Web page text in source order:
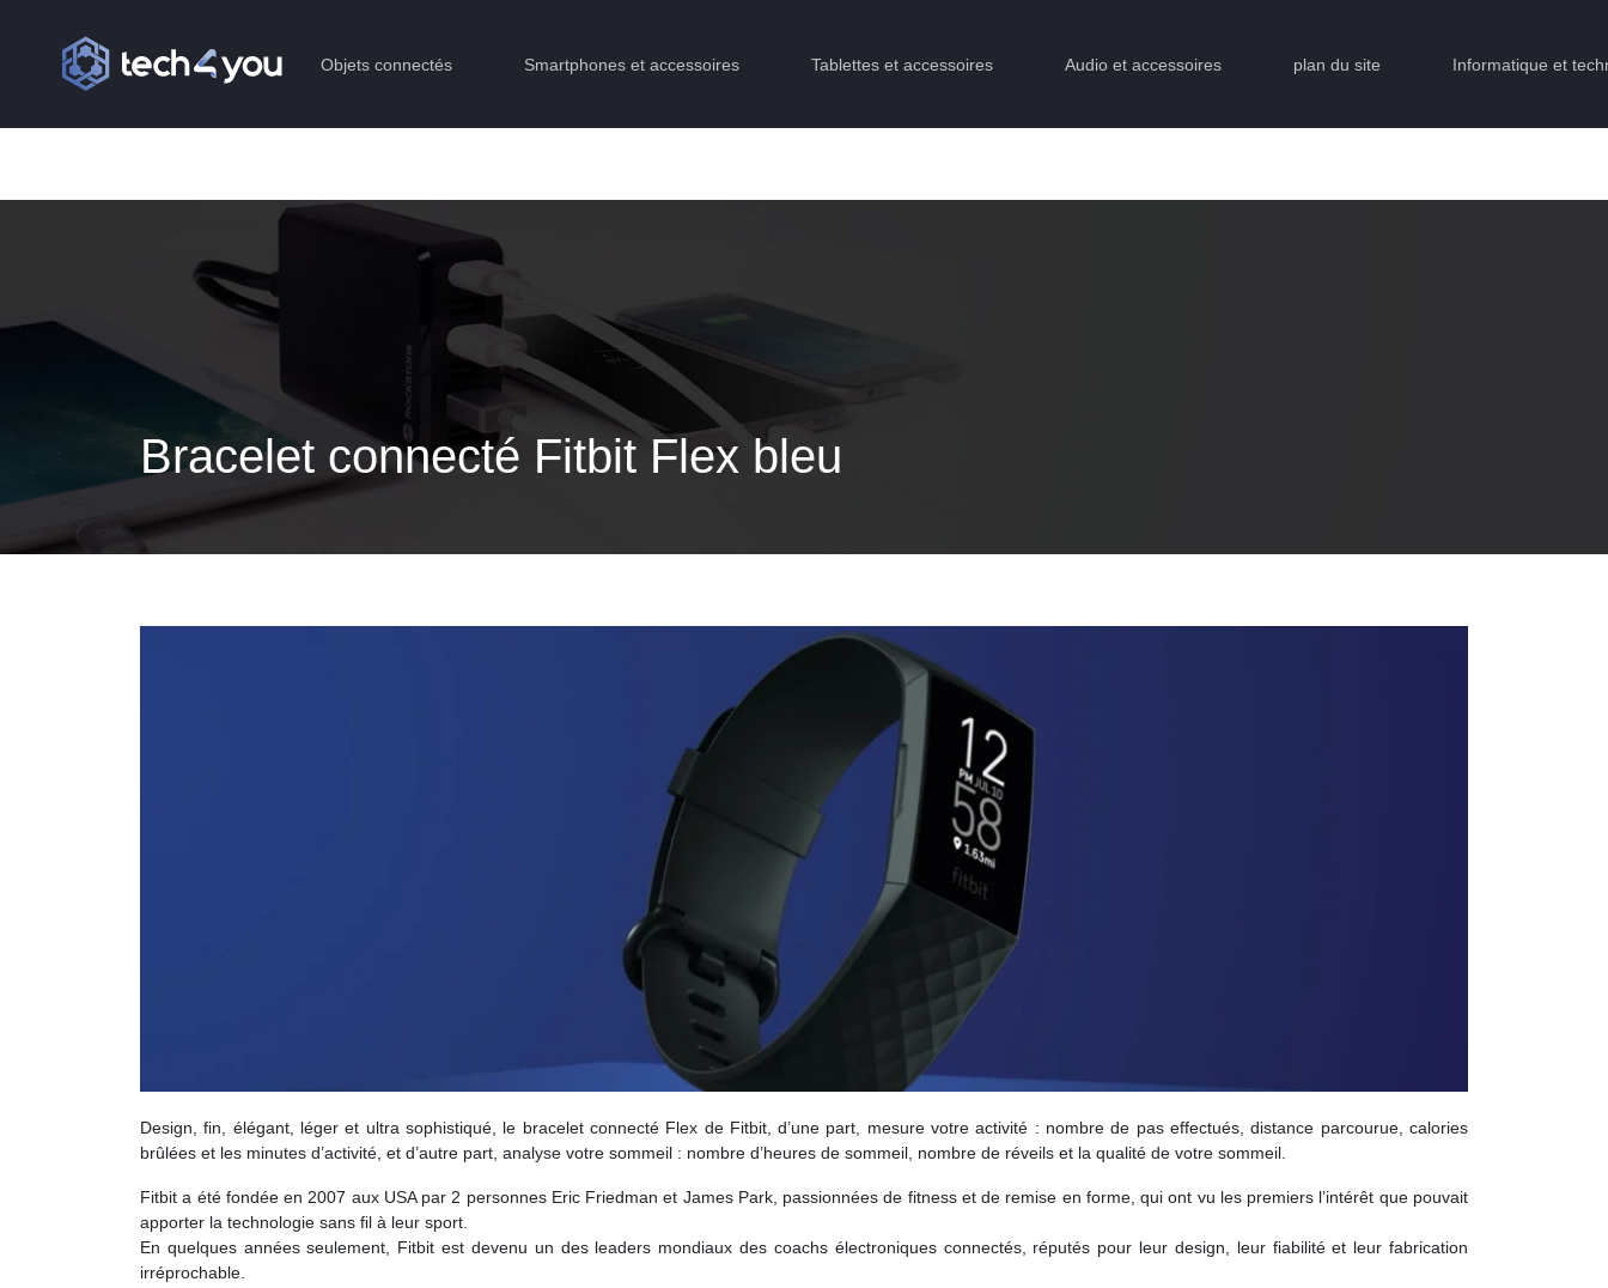
Objets connectés Smartphones et accessoires Tablettes et accessoires Audio et accessoires plan du site Informatique et
Bracelet connecté Fitbit Flex bleu
Design, fin, élégant, léger et ultra sophistiqué, le bracelet connecté Flex de Fitbit, d’une part, mesure votre activité : nombre de pas effectués, distance parcourue, calories
brûlées et les minutes d’activité, et d’autre part, analyse votre sommeil : nombre d’heures de sommeil, nombre de réveils et la qualité de votre sommeil.
Fitbit a été fondée en 2007 aux USA par 2 personnes Eric Friedman et James Park, passionnées de fitness et de remise en forme, qui ont vu les premiers l’intérêt que pouvait
apporter la technologie sans fil à leur sport.
En quelques années seulement, Fitbit est devenu un des leaders mondiaux des coachs électroniques connectés, réputés pour leur design, leur fiabilité et leur fabrication
irréprochable.